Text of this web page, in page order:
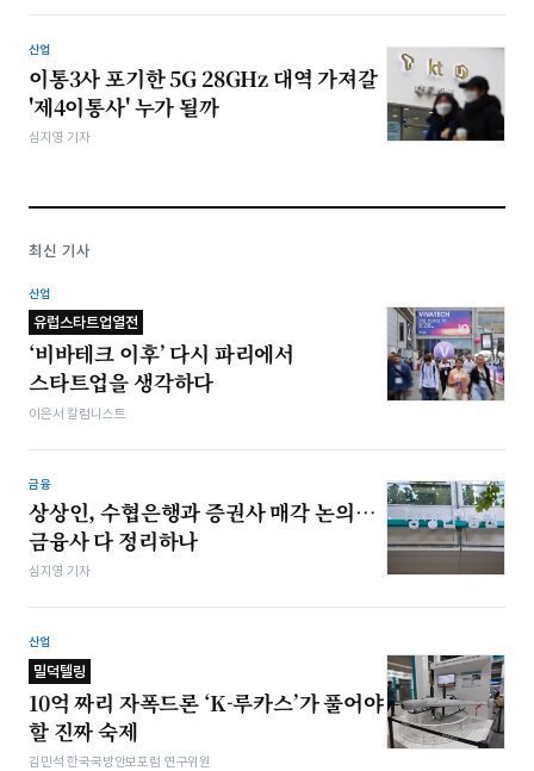
산업
이통3사 포기한 5G 28GHz 대역 가져갈
'제4이통사' 누가 될까
심지영 기자
최신 기사
산업
유럽스타트업열전
‘비바테크 이후’ 다시 파리에서
스타트업을 생각하다
이은서 칼럼니스트
금융
상상인, 수협은행과 증권사 매각 논의…
금융사 다 정리하나
심지영 기자
산업
밀덕텔링
10억 짜리 자폭드론 ‘K-루카스’가 풀어야
할 진짜 숙제
김민석 한국국방안보포럼 연구위원